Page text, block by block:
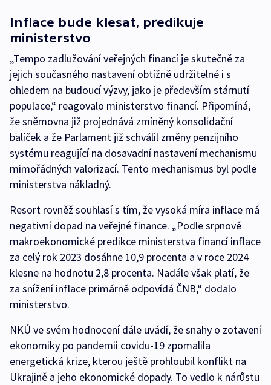
Inflace bude klesat, predikuje
ministerstvo
„Tempo zadlužování veřejných financí je skutečně za
jejich současného nastavení obtížně udržitelné i s
ohledem na budoucí výzvy, jako je především stárnutí
populace,“ reagovalo ministerstvo financí. Připomíná,
že sněmovna již projednává zmíněný konsolidační
balíček a že Parlament již schválil změny penzijního
systému reagující na dosavadní nastavení mechanismu
mimořádných valorizací. Tento mechanismus byl podle
ministerstva nákladný.
Resort rovněž souhlasí s tím, že vysoká míra inflace má
negativní dopad na veřejné finance. „Podle srpnové
makroekonomické predikce ministerstva financí inflace
za celý rok 2023 dosáhne 10,9 procenta a v roce 2024
klesne na hodnotu 2,8 procenta. Nadále však platí, že
za snížení inflace primárně odpovídá ČNB,“ dodalo
ministerstvo.
NKÚ ve svém hodnocení dále uvádí, že snahy o zotavení
ekonomiky po pandemii covidu-19 zpomalila
energetická krize, kterou ještě prohloubil konflikt na
Ukrajině a jeho ekonomické dopady. To vedlo k nárůstu